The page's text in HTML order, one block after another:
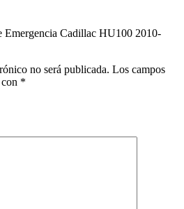
Cadillac HU100 2010-
no será publicada. Los campos
*